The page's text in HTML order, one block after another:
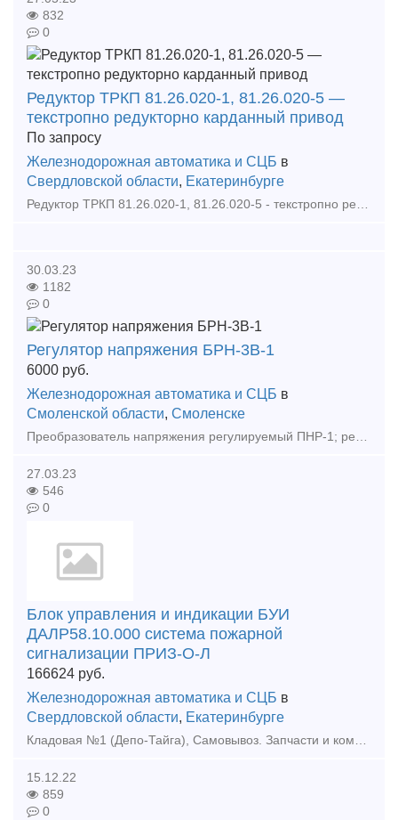
832
0
Редуктор ТРКП 81.26.020-1, 81.26.020-5 —
текстропно редукторно карданный привод
По запросу
Железнодорожная автоматика и СЦБ в
Свердловской области, Екатеринбурге
30.03.23
1182
0
Регулятор напряжения БРН-3В-1
6000 руб.
Железнодорожная автоматика и СЦБ в
Смоленской области, Смоленске
Преобразователь напряжения регулируемый ПНР-1; регулятор напряжения БРН-3В-1, ППС-2М-1, ППС-3М-1, РГД-221-1, РГД-221-2, РРТ-32М; устройство питания УП-1М, электромагнит блокировочный ФА-12М1,
27.03.23
546
0
Блок управления и индикации БУИ
ДАЛР58.10.000 система пожарной
сигнализации ПРИЗ-О-Л
166624 руб.
Железнодорожная автоматика и СЦБ в
Свердловской области, Екатеринбурге
Кладовая №1 (Депо-Тайга), Самовывоз. Запчасти и комплектующие для ж/д транспорта. Модификации и состав интегрированной системы безопасности «ПРИЗ-И», ТУ 4371-005.11530928-2010:1. Модификаци
15.12.22
859
0